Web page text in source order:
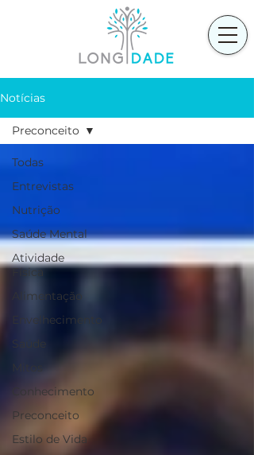
Notícias
Todas
Entrevistas
Nutrição
Saúde Mental
Atividade
Física
Alimentação
Envelhecimento
Saúde
Conhecimento
Preconceito
Estilo de Vida
Preconceito